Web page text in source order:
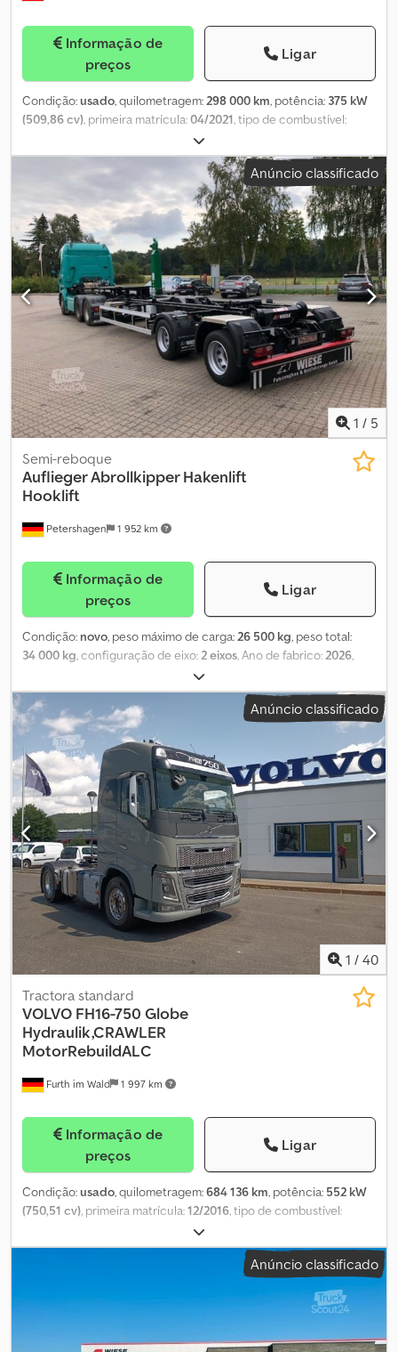
Informação de
preços
Ligar
Condição:usado, quilometragem:298 000 km, potência: 375 kW
(509,86 cv), primeira matrícula:04/2021, tipo de combustível:
, travões:
engrenagem:automático, classe de emissão:Euro 6,
Equipamento:filtro de partículas
, - Retardador - Ar condicionado
- Eixo elevável e direcional - Descarga hidráulica traseira -
Basculante 19m³ Suspensão: feixe de molas e ar Crsdpfozb Athox
Ac Eef
Anúncio classificado
1 / 5
Petershagen 1 952 km
Semi-reboque
Auflieger Abrollkipper Hakenlift
Hooklift
Informação de
preços
Ligar
Condição: novo, peso máximo de carga:26 500 kg, peso total:
34 000 kg, configuração de eixo:2 eixos, Ano de fabrico:2026,
, Novos e usados semirreboques
basculantes/roll-on hook-lift Exemplo: modelo de 2 eixos com
chassis rebaixado Para contentores de 7 m Altura dos roletes a
partir de 1.080 mm Unidade de gancho de 25 t Travamento
hidráulico Eixo direcional auxiliar Rodado duplo Equipamentos
opcionais disponíveis Mais informações mediante solicitação
Crjdpfx Asi Rtflec Eof
Anúncio classificado
1 / 40
Furth im Wald 1 997 km
Tractora standard
VOLVO FH16-750 Globe
Hydraulik,CRAWLER
MotorRebuildALC
Informação de
preços
Ligar
Condição:usado, quilometragem:684 136 km, potência: 552 kW
(750,51 cv), primeira matrícula:12/2016, tipo de combustível:
, configuração de eixo:
travões:retardador, cor:cinzento, tipo de engrenagem:semi-
, Ano de fabrico:2016,
ABS, aquecedor estacionário, ar condicionado,
filtro de partículas, programa eletrónico de estabilidade (ESP),
Globetrotter, REDUÇÃO DE MARCHA (CRAWLER), SISTEMA
Anúncio classificado